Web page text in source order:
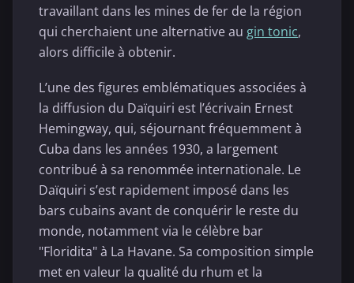
travaillant dans les mines de fer de la région
qui cherchaient une alternative au gin tonic,
alors difficile à obtenir.
L’une des figures emblématiques associées à
la diffusion du Daïquiri est l’écrivain Ernest
Hemingway, qui, séjournant fréquemment à
Cuba dans les années 1930, a largement
contribué à sa renommée internationale. Le
Daïquiri s’est rapidement imposé dans les
bars cubains avant de conquérir le reste du
monde, notamment via le célèbre bar
"Floridita" à La Havane. Sa composition simple
met en valeur la qualité du rhum et la